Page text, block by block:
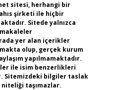
sitesi, herhangi bir
şirketi ile hiçbir
Sitede yalnızca
makaleler
yer alan içerikler
olup, gerçek kurum
yapılmamaktadır.
ile isim benzerlikleri
Sitemizdeki bilgiler taslak
taşımazlar.